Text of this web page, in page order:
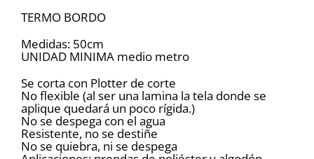
TERMO BORDO
Medidas: 50cm
UNIDAD MINIMA medio metro
Se corta con Plotter de corte
No flexible (al ser una lamina la tela donde se
aplique quedará un poco rígida.)
No se despega con el agua
Resistente, no se destiñe
No se quiebra, ni se despega